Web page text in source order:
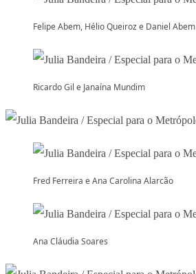
Felipe Abem, Hélio Queiroz e Daniel Abem
Ricardo Gil e Janaína Mundim
Fred Ferreira e Ana Carolina Alarcão
Ana Cláudia Soares